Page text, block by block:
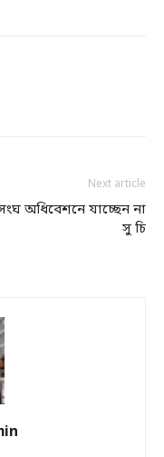
Next article
অধিবেশনে যাচ্ছেন না
সু চি